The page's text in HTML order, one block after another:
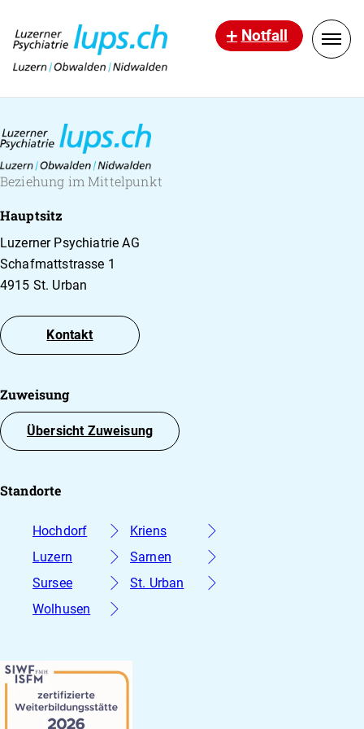
Notfall
Beziehung im Mittelpunkt
Hauptsitz
Luzerner Psychiatrie AG
Schafmattstrasse 1
4915 St. Urban
Kontakt
Zuweisung
Übersicht Zuweisung
Standorte
Hochdorf
Kriens
Luzern
Sarnen
Sursee
St. Urban
Wolhusen